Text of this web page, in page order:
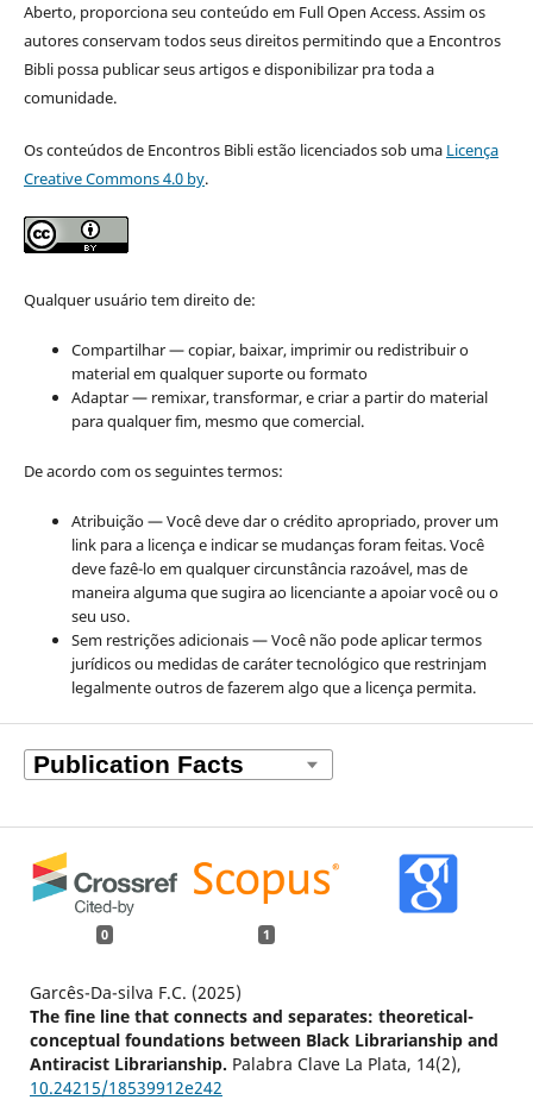
Aberto, proporciona seu conteúdo em Full Open Access. Assim os
autores conservam todos seus direitos permitindo que a Encontros
Bibli possa publicar seus artigos e disponibilizar pra toda a
comunidade.
Os conteúdos de Encontros Bibli estão licenciados sob uma Licença
Creative Commons 4.0 by.
Qualquer usuário tem direito de:
Compartilhar — copiar, baixar, imprimir ou redistribuir o
material em qualquer suporte ou formato
Adaptar — remixar, transformar, e criar a partir do material
para qualquer fim, mesmo que comercial.
De acordo com os seguintes termos:
Atribuição — Você deve dar o crédito apropriado, prover um
link para a licença e indicar se mudanças foram feitas. Você
deve fazê-lo em qualquer circunstância razoável, mas de
maneira alguma que sugira ao licenciante a apoiar você ou o
seu uso.
Sem restrições adicionais — Você não pode aplicar termos
jurídicos ou medidas de caráter tecnológico que restrinjam
legalmente outros de fazerem algo que a licença permita.
0 1
Garcês-Da-silva F.C. (2025)
The fine line that connects and separates: theoretical-
conceptual foundations between Black Librarianship and
Antiracist Librarianship. Palabra Clave La Plata, 14(2),
10.24215/18539912e242